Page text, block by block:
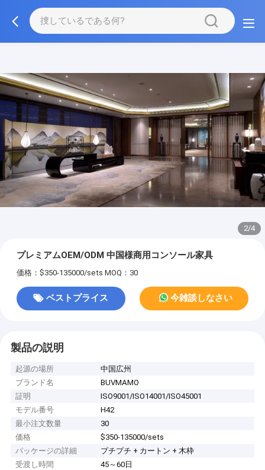
3/4
プレミアムOEM/ODM 中国様商用コンソール家具
価格：$350-135000/sets MOQ：30
ベストプライス 今雑談しなさい
製品の説明
起源の場所
中国広州
ブランド名
BUVMAMO
証明
ISO9001/ISO14001/ISO45001
モデル番号
H42
最小注文数量
30
価格
$350-135000/sets
パッケージの詳細
プチプチ + カートン + 木枠
受渡し時間
45～60日